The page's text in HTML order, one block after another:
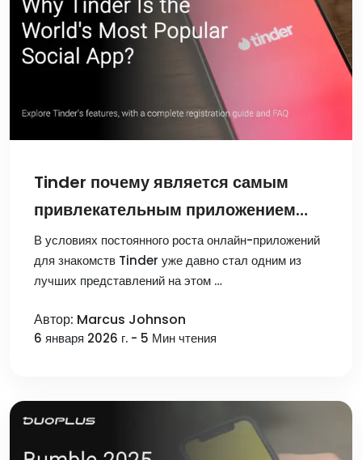
Tinder почему является самым
привлекательным приложением
для знакомств в мире? Анализ
стратегий регистрации и бизнес-
идей
В условиях постоянного роста онлайн-приложений
для знакомств Tinder уже давно стал одним из
лучших представлений на этом …
Автор: Marcus Johnson
6 января 2026 г. - 5 Мин чтения